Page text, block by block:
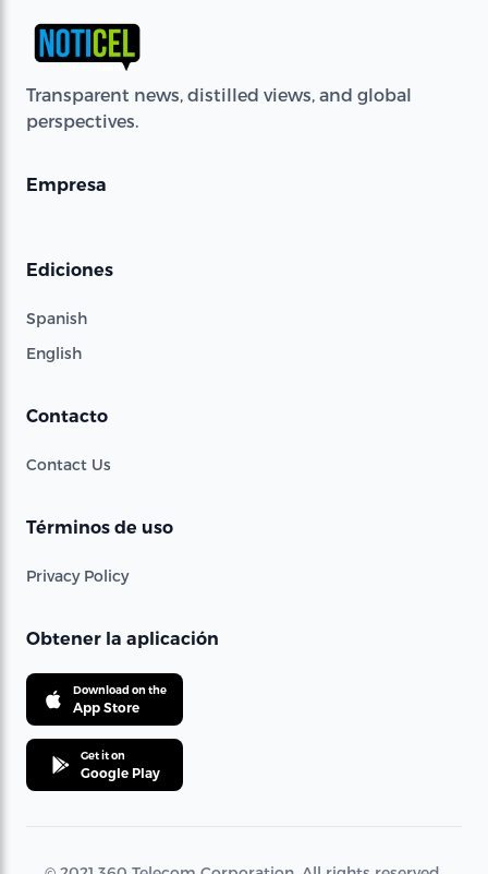
Transparent news, distilled views, and global
perspectives.
Empresa
Ediciones
Spanish
English
Contacto
Contact Us
Términos de uso
Privacy Policy
Obtener la aplicación
Download on the
App Store
Get it on
Google Play